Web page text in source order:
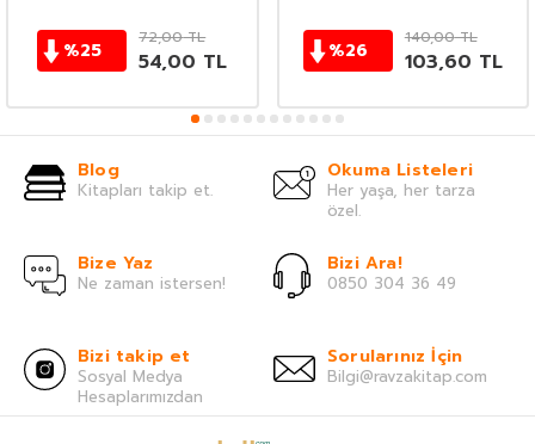
%25
72,00TL
54,00 TL %26
140,00TL
103,60 TL
Blog
Kitapları takip et.
Okuma Listeleri
Her yaşa, her tarza
özel.
Bize Yaz
Ne zaman istersen!
Bizi Ara!
0850 304 36 49
Bizi takip et
Sosyal Medya
Hesaplarımızdan
Sorularınız İçin
Bilgi@ravzakitap.com